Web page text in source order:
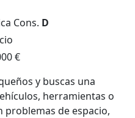
Cons. D
€
y buscas una
herramientas o
de espacio,